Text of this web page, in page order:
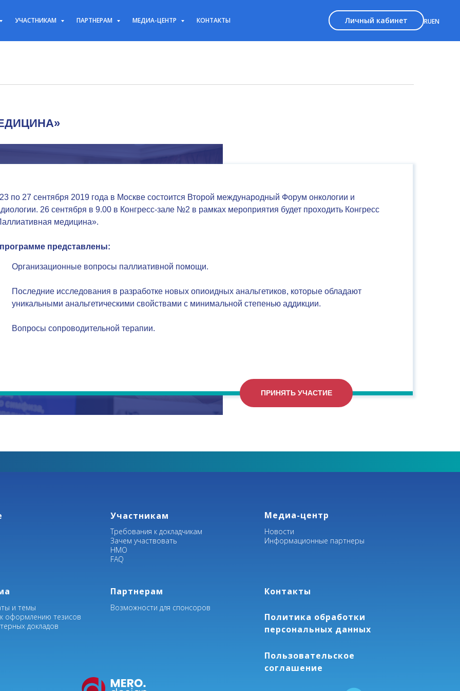
УЧАСТНИКАМ ПАРТНЕРАМ МЕДИА-ЦЕНТР КОНТАКТЫ Личный кабинет RUEN
по 27 сентября 2019 года в Москве состоится Второй международный Форум онкологии и
26 сентября в 9.00 в Конгресс-зале №2 в рамках мероприятия будет проходить Конгресс
медицина».
представлены:
ПРИНЯТЬ УЧАСТИЕ
Организационные вопросы паллиативной помощи.
Последние исследования в разработке новых опиоидных анальгетиков, которые обладают
уникальными анальгетическими свойствами с минимальной степенью аддикции.
Вопросы сопроводительной терапии.
и темы
оформлению тезисов
докладов
Участникам
Требования к докладчикам
Зачем участвовать
НМО
FAQ
Партнерам
Возможности для спонсоров
Медиа-центр
Новости
Информационные партнеры
Контакты
Пользовательское
соглашение
Политика обработки
персональных данных